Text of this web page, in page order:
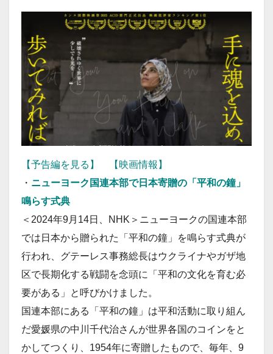
【予告編を見る】
【映画情報】
・ ニューヨーク国連本部で日本寄贈の「平和の鐘」
鳴らす式典
＜2024年9月14日、NHK＞ニューヨークの国連本部
では日本から贈られた「平和の鐘」を鳴らす式典が
行われ、グテーレス事務総長はウクライナやガザ地
区で長期化する戦闘を念頭に「平和の文化を育む必
要がある」と呼びかけました。
国連本部にある「平和の鐘」は平和活動に取り組ん
だ愛媛県の中川千代治さんが世界各国のコインをと
かしてつくり、1954年に寄贈したもので、毎年、9